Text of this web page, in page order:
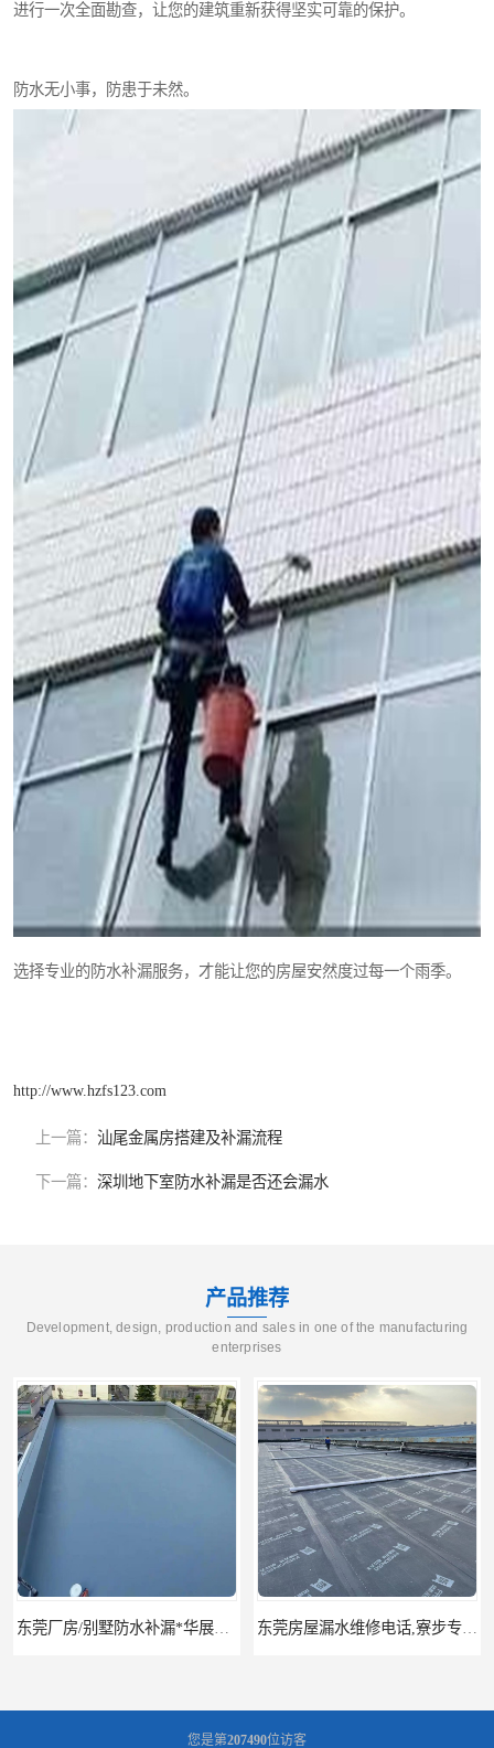
进行一次全面勘查，让您的建筑重新获得坚实可靠的保护。
防水无小事，防患于未然。
选择专业的防水补漏服务，才能让您的房屋安然度过每一个雨季。
http://www.hzfs123.com
上一篇： 汕尾金属房搭建及补漏流程
下一篇： 深圳地下室防水补漏是否还会漏水
产品推荐
Development, design, production and sales in one of the manufacturing
enterprises
东莞房屋漏水维修电话,寮步专业房屋防水补漏，专业厂房渗漏水维修 东莞厚街厂房防水补漏-楼面-铁皮房-卫生间-外墙漏水维修
您是第207490位访客